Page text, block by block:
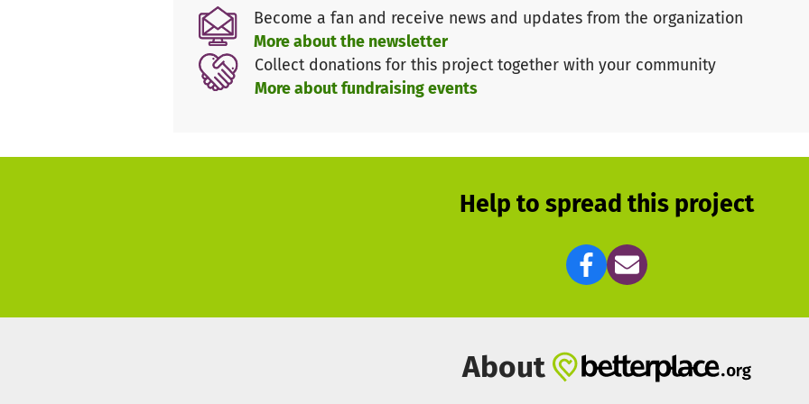
Aufgrund der Schließung von Hotels und Hostels hat das HomePlanet Hostel seit
den laufenden Kosten ist die Beherbergung ein zusätzlicher Kostenfaktor, den sie
die erste Woche ist das Hostel in Vorleistung gegangen und trägt die Kosten. Das ist
daher bitten wir hier um Spenden. Wir möchten betonen, dass das Hostel mit dem
SAFE Straßensozialarbeit für Erwachsene
Become a fan and receive news and updates from the organization
More about the newsletter
Collect donations for this project together with your community
More about fundraising events
Help to spread this project
About